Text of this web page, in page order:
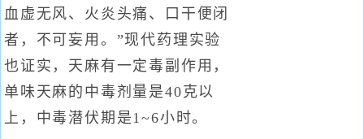
血虚无风、火炎头痛、口干便闭
者，不可妄用。”现代药理实验
也证实，天麻有一定毒副作用，
单味天麻的中毒剂量是40克以
上，中毒潜伏期是1~6小时。